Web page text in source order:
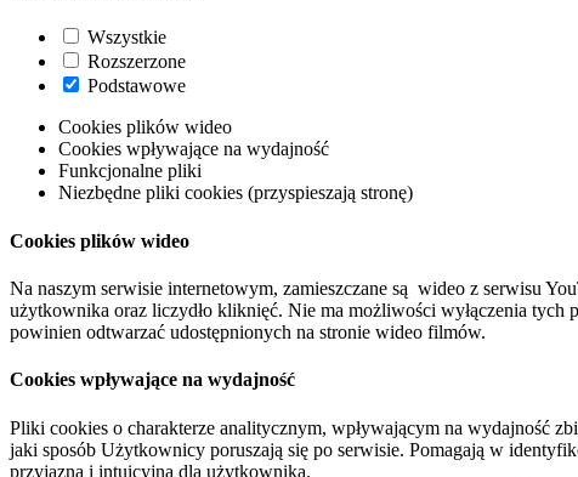
Wszystkie
Rozszerzone
Podstawowe
Cookies plików wideo
Cookies wpływające na wydajność
Funkcjonalne pliki
Niezbędne pliki cookies (przyspieszają stronę)
Cookies plików wideo
Na naszym serwisie internetowym, zamieszczane są wideo z serwisu
użytkownika oraz liczydło kliknięć. Nie ma możliwości wyłączenia tych
powinien odtwarzać udostępnionych na stronie wideo filmów.
Cookies wpływające na wydajność
Pliki cookies o charakterze analitycznym, wpływającym na wydajność
jaki sposób Użytkownicy poruszają się po serwisie. Pomagają w
przyjazną i intuicyjną dla użytkownika.